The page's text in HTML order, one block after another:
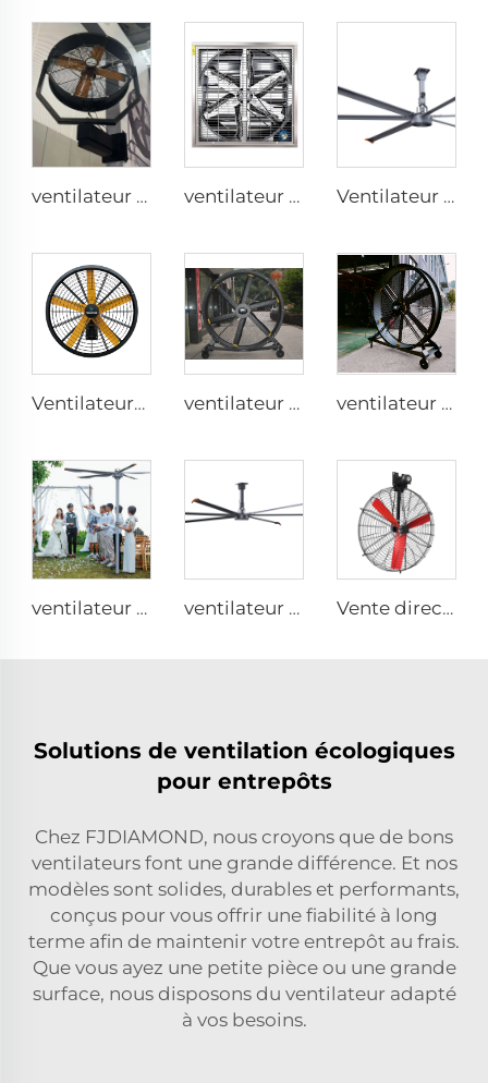
ventilateur brumisateur d'été de 35 pouces pour atelier d'usine, ventilateur oscillant avec brume rafraîchissante ventilateur d'étable pour vaches de 1100mm, suspendu, avec ventilation et refroidissement à grand débit d'air, ventilateur centrifuge à pression négative pour exploitation agricole Ventilateur d'église 24ft HVLS 7.3m Grand Ventilateur Industriel Électrique avec grande ventilation
Ventilateurs industriels montés au mur pour entrepôts de haute qualité avec moteur PMSM IE5 de 47'' ventilateur sur pied silencieux 80 pouces 220V étanche extérieur pour hôtels, restaurants, fermes et usines ventilateur sur pied silencieux 80 pouces 220V contrôle par téléphone portable WIFI 2000 mm en aluminium
ventilateur monté au plafond sur colonne de 16ft 5m avec moteur PMSM à fort débit d'air 220v ventilateur industriel électrique de 7,3 m 24 pieds grand ventilateur HVLS pour fermes et entrepôts Vente directe d'usine Ventilateur de refroidissement avec pales en nylon pour étables laitières et maisons d'élevage de vaches, ventilateurs industriels de ventilation
Solutions de ventilation écologiques
pour entrepôts
Chez FJDIAMOND, nous croyons que de bons
ventilateurs font une grande différence. Et nos
modèles sont solides, durables et performants,
conçus pour vous offrir une fiabilité à long
terme afin de maintenir votre entrepôt au frais.
Que vous ayez une petite pièce ou une grande
surface, nous disposons du ventilateur adapté
à vos besoins.